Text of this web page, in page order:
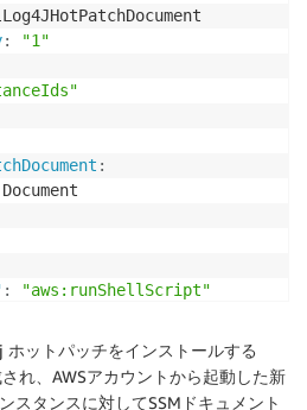
:
"1"
:
Document
:
"aws:runShellScript"
install -y log4j-cve-2021-
ホットパッチをインストールする
れ、AWSアカウントから起動した新
スタンスに対してSSMドキュメント